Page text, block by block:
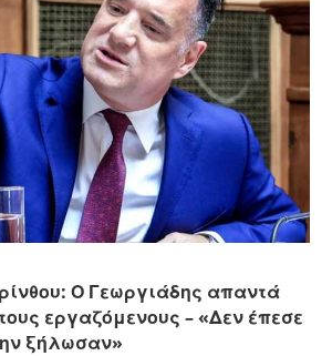
Ο Γεωργιάδης απαντά
εργαζόμενους – «Δεν έπεσε
ξήλωσαν»